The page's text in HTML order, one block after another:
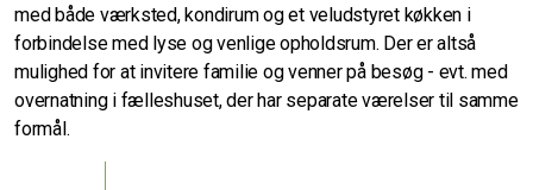
med både værksted, kondirum og et veludstyret køkken i
forbindelse med lyse og venlige opholdsrum. Der er altså
mulighed for at invitere familie og venner på besøg - evt. med
overnatning i fælleshuset, der har separate værelser til samme
formål.